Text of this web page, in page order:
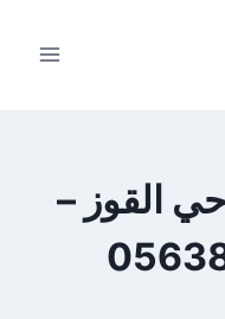
القوز –